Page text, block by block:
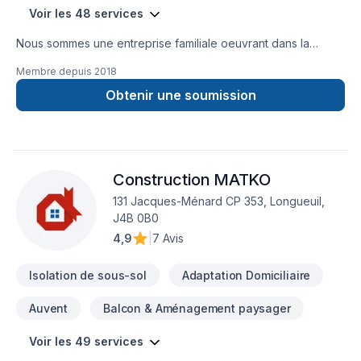
Voir les 48 services
Nous sommes une entreprise familiale oeuvrant dans la
depuis plus de 30 ans. La qualité de notre travail, le respect
de votre budget et des échéanciers nous distinguent et font
de nous un partenaire en qui vous pouvez avoir confiance
Membre depuis 2018
Obtenir une soumission
Construction MATKO
131 Jacques-Ménard CP 353, Longueuil,
J4B 0B0
4,9
7 Avis
Isolation de sous-sol Adaptation Domiciliaire
Auvent Balcon & Aménagement paysager
Voir les 49 services